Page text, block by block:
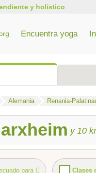
y holístico
Encuentra yoga
Alemania Renania-
y 10
para Clases